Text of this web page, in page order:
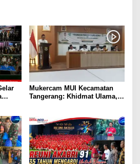
Mukercam MUI Kecamatan
Tangerang: Khidmat Ulama,